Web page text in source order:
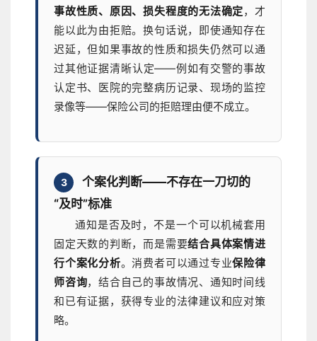
事故性质、原因、损失程度的无法确定，才
能以此为由拒赔。换句话说，即使通知存在
迟延，但如果事故的性质和损失仍然可以通
过其他证据清晰认定——例如有交警的事故
认定书、医院的完整病历记录、现场的监控
录像等——保险公司的拒赔理由便不成立。
3
个案化判断——不存在一刀切的
“及时”标准
通知是否及时，不是一个可以机械套用
固定天数的判断，而是需要结合具体案情进
行个案化分析。消费者可以通过专业保险律
师咨询，结合自己的事故情况、通知时间线
和已有证据，获得专业的法律建议和应对策
略。